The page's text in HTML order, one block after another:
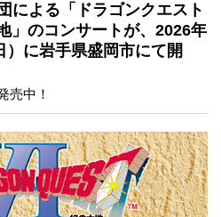
による「ドラゴンクエスト
のコンサートが、2026年
）に岩手県盛岡市にて開
売中！